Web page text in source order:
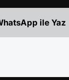
ile Yaz